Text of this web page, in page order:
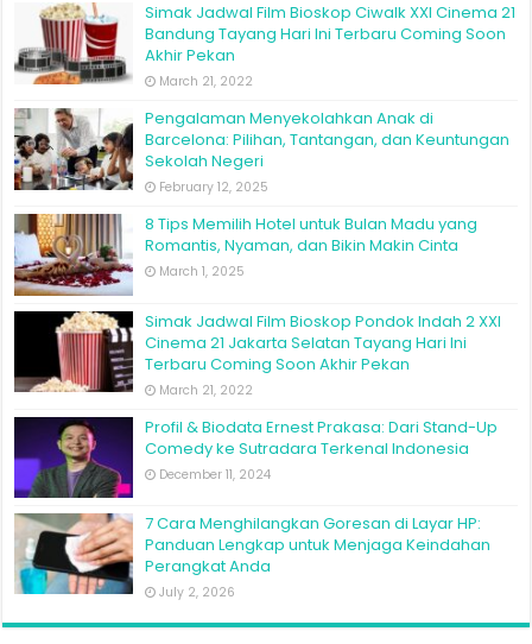
Simak Jadwal Film Bioskop Ciwalk XXI Cinema 21
Bandung Tayang Hari Ini Terbaru Coming Soon
Akhir Pekan
March 21, 2022
Pengalaman Menyekolahkan Anak di
Barcelona: Pilihan, Tantangan, dan Keuntungan
Sekolah Negeri
February 12, 2025
8 Tips Memilih Hotel untuk Bulan Madu yang
Romantis, Nyaman, dan Bikin Makin Cinta
March 1, 2025
Simak Jadwal Film Bioskop Pondok Indah 2 XXI
Cinema 21 Jakarta Selatan Tayang Hari Ini
Terbaru Coming Soon Akhir Pekan
March 21, 2022
Profil & Biodata Ernest Prakasa: Dari Stand-Up
Comedy ke Sutradara Terkenal Indonesia
December 11, 2024
7 Cara Menghilangkan Goresan di Layar HP:
Panduan Lengkap untuk Menjaga Keindahan
Perangkat Anda
July 2, 2026